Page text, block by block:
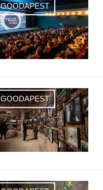
GOODAPEST
GOODAPEST